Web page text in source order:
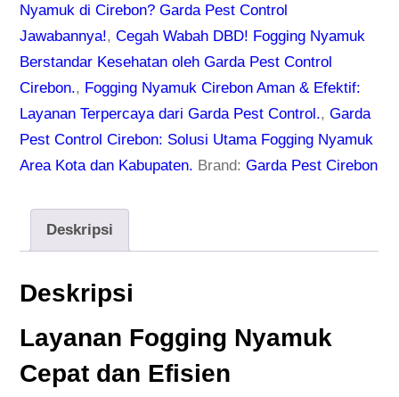
Nyamuk di Cirebon? Garda Pest Control
Jawabannya!,Cegah Wabah DBD! Fogging Nyamuk
Berstandar Kesehatan oleh Garda Pest Control
Cirebon., Fogging Nyamuk Cirebon Aman & Efektif:
Layanan Terpercaya dari Garda Pest Control.,Garda
Pest Control Cirebon: Solusi Utama Fogging Nyamuk
Area Kota dan Kabupaten. Brand:Garda Pest Cirebon
Deskripsi
Deskripsi
Layanan Fogging Nyamuk
Cepat dan Efisien